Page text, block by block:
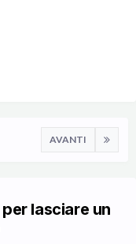
AVANTI
lasciare un